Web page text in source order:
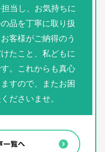
当し、お気持ちに
品を丁寧に取り扱
客様がご納得のう
たこと、私どもに
。これからも真心
すので、またお困
ださいませ。
一覧へ